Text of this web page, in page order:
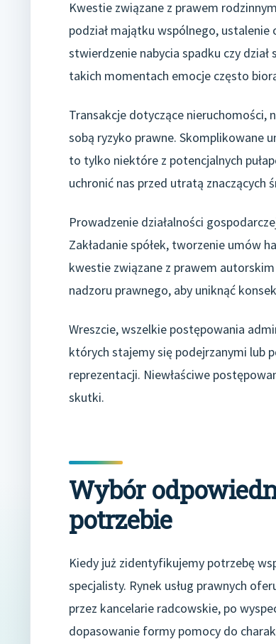
Kwestie związane z prawem
podział majątku wspólnego,
stwierdzenie nabycia spadku czy
takich momentach emocje często
Transakcje dotyczące nieruchomości,
sobą ryzyko prawne. Skomplikowane
to tylko niektóre z potencjalnych
uchronić nas przed utratą znaczących
Prowadzenie działalności
Zakładanie spółek, tworzenie umów
kwestie związane z prawem
nadzoru prawnego, aby uniknąć
Wreszcie, wszelkie postępowania
których stajemy się podejrzanymi lub
reprezentacji. Niewłaściwe
skutki.
Wybór
potrzebie
Kiedy już zidentyfikujemy potrzebę
specjalisty. Rynek usług prawnych
przez kancelarie radcowskie, po
dopasowanie formy pomocy do